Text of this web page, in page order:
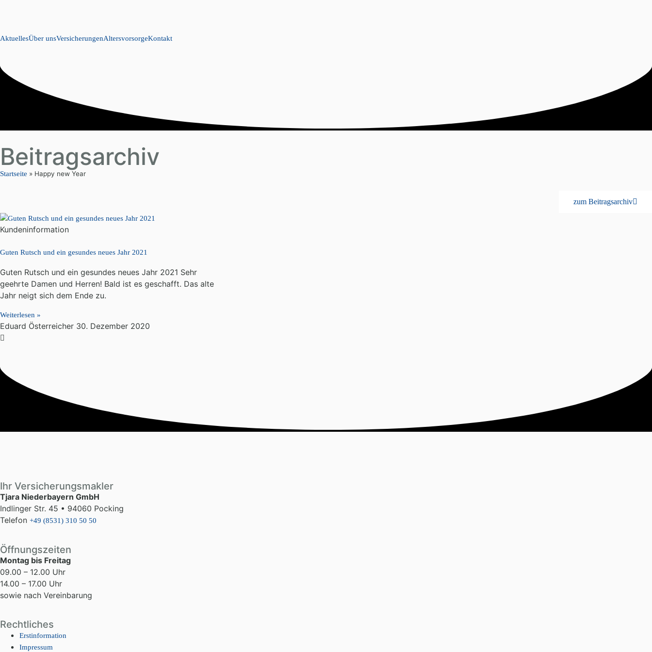
AktuellesÜber unsVersicherungenAltersvorsorgeKontakt
Beitragsarchiv
Startseite » Happy new Year
zum Beitragsarchiv
Kundeninformation
Guten Rutsch und ein gesundes neues Jahr 2021
Guten Rutsch und ein gesundes neues Jahr 2021 Sehr
geehrte Damen und Herren! Bald ist es geschafft. Das alte
Jahr neigt sich dem Ende zu.
Weiterlesen »
Eduard Österreicher 30. Dezember 2020
Ihr Versicherungsmakler
Tjara Niederbayern GmbH
Indlinger Str. 45 • 94060 Pocking
Telefon +49 (8531) 310 50 50
Öffnungszeiten
Montag bis Freitag
09.00 – 12.00 Uhr
14.00 – 17.00 Uhr
sowie nach Vereinbarung
Rechtliches
Erstinformation
Impressum